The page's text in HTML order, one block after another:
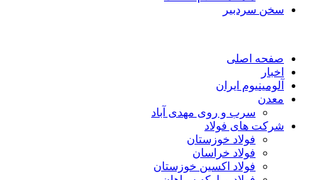
سخن سردبیر
صفحه اصلی
اخبار
آلومینیوم ایران
معدن
سرب و روی مهدی آباد
شرکت های فولاد
فولاد خوزستان
فولاد خراسان
فولاد اکسین خوزستان